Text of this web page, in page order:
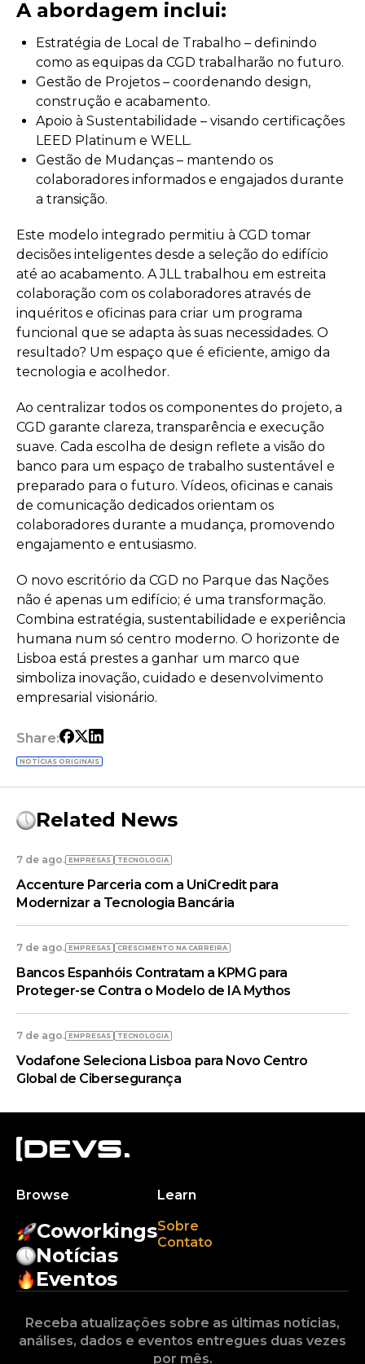
A abordagem inclui:
Estratégia de Local de Trabalho – definindo
como as equipas da CGD trabalharão no futuro.
Gestão de Projetos – coordenando design,
construção e acabamento.
Apoio à Sustentabilidade – visando certificações
LEED Platinum e WELL.
Gestão de Mudanças – mantendo os
colaboradores informados e engajados durante
a transição.
Este modelo integrado permitiu à CGD tomar
decisões inteligentes desde a seleção do edifício
até ao acabamento. A JLL trabalhou em estreita
colaboração com os colaboradores através de
inquéritos e oficinas para criar um programa
funcional que se adapta às suas necessidades. O
resultado? Um espaço que é eficiente, amigo da
tecnologia e acolhedor.
Ao centralizar todos os componentes do projeto, a
CGD garante clareza, transparência e execução
suave. Cada escolha de design reflete a visão do
banco para um espaço de trabalho sustentável e
preparado para o futuro. Vídeos, oficinas e canais
de comunicação dedicados orientam os
colaboradores durante a mudança, promovendo
engajamento e entusiasmo.
O novo escritório da CGD no Parque das Nações
não é apenas um edifício; é uma transformação.
Combina estratégia, sustentabilidade e experiência
humana num só centro moderno. O horizonte de
Lisboa está prestes a ganhar um marco que
simboliza inovação, cuidado e desenvolvimento
empresarial visionário.
Share:
NOTÍCIAS ORIGINAIS
Related News
7 de ago. EMPRESAS TECNOLOGIA
Accenture Parceria com a UniCredit para
Modernizar a Tecnologia Bancária
7 de ago. EMPRESAS CRESCIMENTO NA CARREIRA
Bancos Espanhóis Contratam a KPMG para
Proteger-se Contra o Modelo de IA Mythos
7 de ago. EMPRESAS TECNOLOGIA
Vodafone Seleciona Lisboa para Novo Centro
Global de Cibersegurança
Browse
Coworkings
Notícias
Eventos
Learn
Sobre
Contato
Receba atualizações sobre as últimas notícias,
análises, dados e eventos entregues duas vezes
por mês.